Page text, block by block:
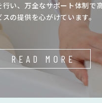
行い、万全なサポート体制で
の提供を心がけています。
READ MORE